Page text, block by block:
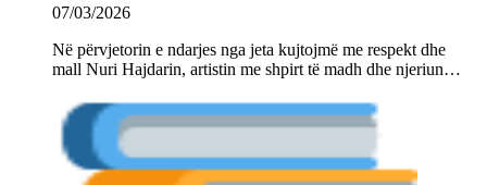
07/03/2026
Në përvjetorin e ndarjes nga jeta kujtojmë me respekt dhe
mall Nuri Hajdarin, artistin me shpirt të madh dhe njeriun…